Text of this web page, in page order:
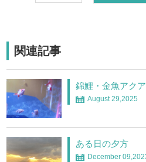
関連記事
錦鯉・金魚アク
August 29,2025
ある日の夕方
December